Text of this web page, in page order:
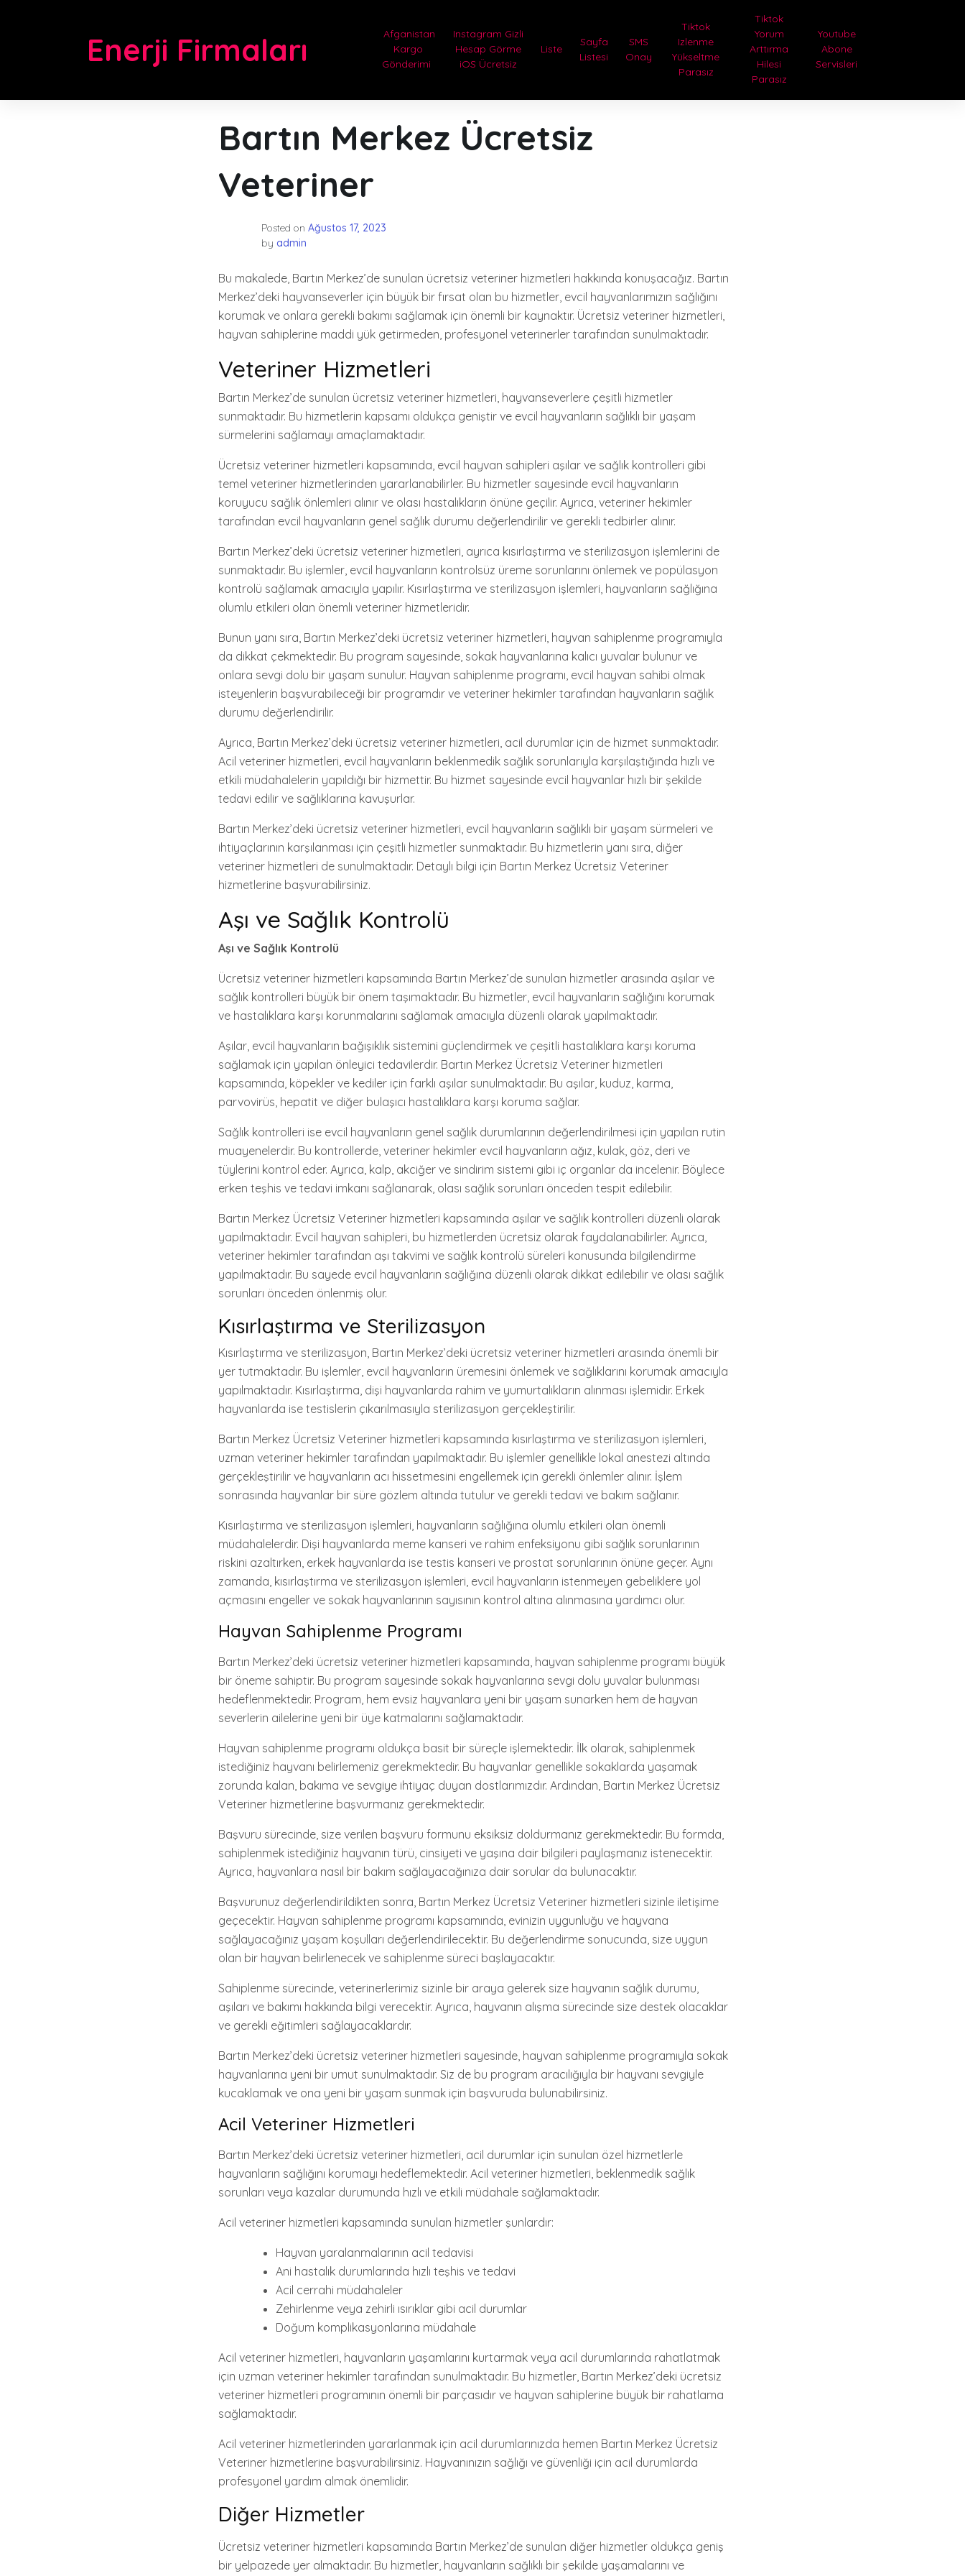
Enerji Firmaları
Afganistan
Kargo
Gönderimi
Instagram Gizli
Hesap Görme
iOS Ücretsiz
Liste
Sayfa
Listesi
SMS
Onay
Tiktok
Izlenme
Yükseltme
Parasız
Tiktok
Yorum
Arttırma
Hilesi
Parasız
Youtube
Abone
Servisleri
Bartın Merkez Ücretsiz
Veteriner
Posted on Ağustos 17, 2023
by admin
Bu makalede, Bartın Merkez’de sunulan ücretsiz veteriner hizmetleri hakkında konuşacağız. Bartın
Merkez’deki hayvanseverler için büyük bir fırsat olan bu hizmetler, evcil hayvanlarımızın sağlığını
korumak ve onlara gerekli bakımı sağlamak için önemli bir kaynaktır. Ücretsiz veteriner hizmetleri,
hayvan sahiplerine maddi yük getirmeden, profesyonel veterinerler tarafından sunulmaktadır.
Veteriner Hizmetleri
Bartın Merkez’de sunulan ücretsiz veteriner hizmetleri, hayvanseverlere çeşitli hizmetler
sunmaktadır. Bu hizmetlerin kapsamı oldukça geniştir ve evcil hayvanların sağlıklı bir yaşam
sürmelerini sağlamayı amaçlamaktadır.
Ücretsiz veteriner hizmetleri kapsamında, evcil hayvan sahipleri aşılar ve sağlık kontrolleri gibi
temel veteriner hizmetlerinden yararlanabilirler. Bu hizmetler sayesinde evcil hayvanların
koruyucu sağlık önlemleri alınır ve olası hastalıkların önüne geçilir. Ayrıca, veteriner hekimler
tarafından evcil hayvanların genel sağlık durumu değerlendirilir ve gerekli tedbirler alınır.
Bartın Merkez’deki ücretsiz veteriner hizmetleri, ayrıca kısırlaştırma ve sterilizasyon işlemlerini de
sunmaktadır. Bu işlemler, evcil hayvanların kontrolsüz üreme sorunlarını önlemek ve popülasyon
kontrolü sağlamak amacıyla yapılır. Kısırlaştırma ve sterilizasyon işlemleri, hayvanların sağlığına
olumlu etkileri olan önemli veteriner hizmetleridir.
Bunun yanı sıra, Bartın Merkez’deki ücretsiz veteriner hizmetleri, hayvan sahiplenme programıyla
da dikkat çekmektedir. Bu program sayesinde, sokak hayvanlarına kalıcı yuvalar bulunur ve
onlara sevgi dolu bir yaşam sunulur. Hayvan sahiplenme programı, evcil hayvan sahibi olmak
isteyenlerin başvurabileceği bir programdır ve veteriner hekimler tarafından hayvanların sağlık
durumu değerlendirilir.
Ayrıca, Bartın Merkez’deki ücretsiz veteriner hizmetleri, acil durumlar için de hizmet sunmaktadır.
Acil veteriner hizmetleri, evcil hayvanların beklenmedik sağlık sorunlarıyla karşılaştığında hızlı ve
etkili müdahalelerin yapıldığı bir hizmettir. Bu hizmet sayesinde evcil hayvanlar hızlı bir şekilde
tedavi edilir ve sağlıklarına kavuşurlar.
Bartın Merkez’deki ücretsiz veteriner hizmetleri, evcil hayvanların sağlıklı bir yaşam sürmeleri ve
ihtiyaçlarının karşılanması için çeşitli hizmetler sunmaktadır. Bu hizmetlerin yanı sıra, diğer
veteriner hizmetleri de sunulmaktadır. Detaylı bilgi için Bartın Merkez Ücretsiz Veteriner
hizmetlerine başvurabilirsiniz.
Aşı ve Sağlık Kontrolü
Aşı ve Sağlık Kontrolü
Ücretsiz veteriner hizmetleri kapsamında Bartın Merkez’de sunulan hizmetler arasında aşılar ve
sağlık kontrolleri büyük bir önem taşımaktadır. Bu hizmetler, evcil hayvanların sağlığını korumak
ve hastalıklara karşı korunmalarını sağlamak amacıyla düzenli olarak yapılmaktadır.
Aşılar, evcil hayvanların bağışıklık sistemini güçlendirmek ve çeşitli hastalıklara karşı koruma
sağlamak için yapılan önleyici tedavilerdir. Bartın Merkez Ücretsiz Veteriner hizmetleri
kapsamında, köpekler ve kediler için farklı aşılar sunulmaktadır. Bu aşılar, kuduz, karma,
parvovirüs, hepatit ve diğer bulaşıcı hastalıklara karşı koruma sağlar.
Sağlık kontrolleri ise evcil hayvanların genel sağlık durumlarının değerlendirilmesi için yapılan rutin
muayenelerdir. Bu kontrollerde, veteriner hekimler evcil hayvanların ağız, kulak, göz, deri ve
tüylerini kontrol eder. Ayrıca, kalp, akciğer ve sindirim sistemi gibi iç organlar da incelenir. Böylece
erken teşhis ve tedavi imkanı sağlanarak, olası sağlık sorunları önceden tespit edilebilir.
Bartın Merkez Ücretsiz Veteriner hizmetleri kapsamında aşılar ve sağlık kontrolleri düzenli olarak
yapılmaktadır. Evcil hayvan sahipleri, bu hizmetlerden ücretsiz olarak faydalanabilirler. Ayrıca,
veteriner hekimler tarafından aşı takvimi ve sağlık kontrolü süreleri konusunda bilgilendirme
yapılmaktadır. Bu sayede evcil hayvanların sağlığına düzenli olarak dikkat edilebilir ve olası sağlık
sorunları önceden önlenmiş olur.
Kısırlaştırma ve Sterilizasyon
Kısırlaştırma ve sterilizasyon, Bartın Merkez’deki ücretsiz veteriner hizmetleri arasında önemli bir
yer tutmaktadır. Bu işlemler, evcil hayvanların üremesini önlemek ve sağlıklarını korumak amacıyla
yapılmaktadır. Kısırlaştırma, dişi hayvanlarda rahim ve yumurtalıkların alınması işlemidir. Erkek
hayvanlarda ise testislerin çıkarılmasıyla sterilizasyon gerçekleştirilir.
Bartın Merkez Ücretsiz Veteriner hizmetleri kapsamında kısırlaştırma ve sterilizasyon işlemleri,
uzman veteriner hekimler tarafından yapılmaktadır. Bu işlemler genellikle lokal anestezi altında
gerçekleştirilir ve hayvanların acı hissetmesini engellemek için gerekli önlemler alınır. İşlem
sonrasında hayvanlar bir süre gözlem altında tutulur ve gerekli tedavi ve bakım sağlanır.
Kısırlaştırma ve sterilizasyon işlemleri, hayvanların sağlığına olumlu etkileri olan önemli
müdahalelerdir. Dişi hayvanlarda meme kanseri ve rahim enfeksiyonu gibi sağlık sorunlarının
riskini azaltırken, erkek hayvanlarda ise testis kanseri ve prostat sorunlarının önüne geçer. Aynı
zamanda, kısırlaştırma ve sterilizasyon işlemleri, evcil hayvanların istenmeyen gebeliklere yol
açmasını engeller ve sokak hayvanlarının sayısının kontrol altına alınmasına yardımcı olur.
Hayvan Sahiplenme Programı
Bartın Merkez’deki ücretsiz veteriner hizmetleri kapsamında, hayvan sahiplenme programı büyük
bir öneme sahiptir. Bu program sayesinde sokak hayvanlarına sevgi dolu yuvalar bulunması
hedeflenmektedir. Program, hem evsiz hayvanlara yeni bir yaşam sunarken hem de hayvan
severlerin ailelerine yeni bir üye katmalarını sağlamaktadır.
Hayvan sahiplenme programı oldukça basit bir süreçle işlemektedir. İlk olarak, sahiplenmek
istediğiniz hayvanı belirlemeniz gerekmektedir. Bu hayvanlar genellikle sokaklarda yaşamak
zorunda kalan, bakıma ve sevgiye ihtiyaç duyan dostlarımızdır. Ardından, Bartın Merkez Ücretsiz
Veteriner hizmetlerine başvurmanız gerekmektedir.
Başvuru sürecinde, size verilen başvuru formunu eksiksiz doldurmanız gerekmektedir. Bu formda,
sahiplenmek istediğiniz hayvanın türü, cinsiyeti ve yaşına dair bilgileri paylaşmanız istenecektir.
Ayrıca, hayvanlara nasıl bir bakım sağlayacağınıza dair sorular da bulunacaktır.
Başvurunuz değerlendirildikten sonra, Bartın Merkez Ücretsiz Veteriner hizmetleri sizinle iletişime
geçecektir. Hayvan sahiplenme programı kapsamında, evinizin uygunluğu ve hayvana
sağlayacağınız yaşam koşulları değerlendirilecektir. Bu değerlendirme sonucunda, size uygun
olan bir hayvan belirlenecek ve sahiplenme süreci başlayacaktır.
Sahiplenme sürecinde, veterinerlerimiz sizinle bir araya gelerek size hayvanın sağlık durumu,
aşıları ve bakımı hakkında bilgi verecektir. Ayrıca, hayvanın alışma sürecinde size destek olacaklar
ve gerekli eğitimleri sağlayacaklardır.
Bartın Merkez’deki ücretsiz veteriner hizmetleri sayesinde, hayvan sahiplenme programıyla sokak
hayvanlarına yeni bir umut sunulmaktadır. Siz de bu program aracılığıyla bir hayvanı sevgiyle
kucaklamak ve ona yeni bir yaşam sunmak için başvuruda bulunabilirsiniz.
Acil Veteriner Hizmetleri
Bartın Merkez’deki ücretsiz veteriner hizmetleri, acil durumlar için sunulan özel hizmetlerle
hayvanların sağlığını korumayı hedeflemektedir. Acil veteriner hizmetleri, beklenmedik sağlık
sorunları veya kazalar durumunda hızlı ve etkili müdahale sağlamaktadır.
Acil veteriner hizmetleri kapsamında sunulan hizmetler şunlardır:
Hayvan yaralanmalarının acil tedavisi
Ani hastalık durumlarında hızlı teşhis ve tedavi
Acil cerrahi müdahaleler
Zehirlenme veya zehirli ısırıklar gibi acil durumlar
Doğum komplikasyonlarına müdahale
Acil veteriner hizmetleri, hayvanların yaşamlarını kurtarmak veya acil durumlarında rahatlatmak
için uzman veteriner hekimler tarafından sunulmaktadır. Bu hizmetler, Bartın Merkez’deki ücretsiz
veteriner hizmetleri programının önemli bir parçasıdır ve hayvan sahiplerine büyük bir rahatlama
sağlamaktadır.
Acil veteriner hizmetlerinden yararlanmak için acil durumlarınızda hemen Bartın Merkez Ücretsiz
Veteriner hizmetlerine başvurabilirsiniz. Hayvanınızın sağlığı ve güvenliği için acil durumlarda
profesyonel yardım almak önemlidir.
Diğer Hizmetler
Ücretsiz veteriner hizmetleri kapsamında Bartın Merkez’de sunulan diğer hizmetler oldukça geniş
bir yelpazede yer almaktadır. Bu hizmetler, hayvanların sağlıklı bir şekilde yaşamalarını ve